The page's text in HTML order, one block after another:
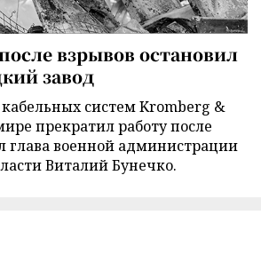
взрывов остановил
завод
систем Kromberg &
прекратил работу после
глава военной администрации
Виталий Бунечко.